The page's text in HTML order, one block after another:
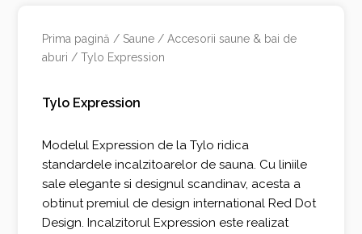
Prima pagină / Saune /Accesorii saune & bai de
aburi / Tylo Expression
Tylo Expression
Modelul Expression de la Tylo ridica
standardele incalzitoarelor de sauna. Cu liniile
sale elegante si designul scandinav, acesta a
obtinut premiul de design international Red Dot
Design. Incalzitorul Expression este realizat